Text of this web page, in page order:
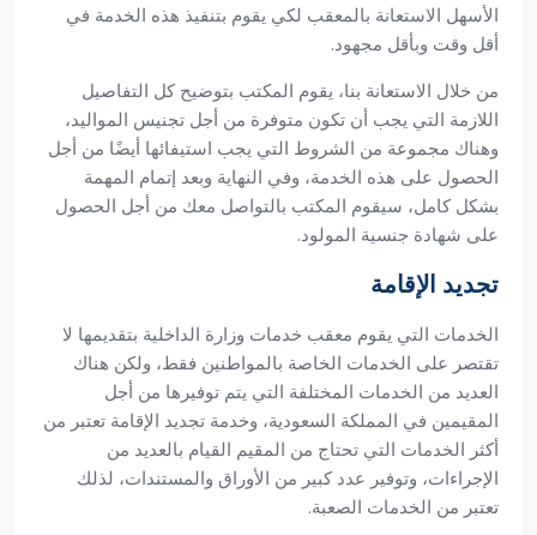
الأسهل الاستعانة بالمعقب لكي يقوم بتنفيذ هذه الخدمة في
أقل وقت وبأقل مجهود.
من خلال الاستعانة بنا، يقوم المكتب بتوضيح كل التفاصيل
اللازمة التي يجب أن تكون متوفرة من أجل تجنيس المواليد،
وهناك مجموعة من الشروط التي يجب استيفائها أيضًا من أجل
الحصول على هذه الخدمة، وفي النهاية وبعد إتمام المهمة
بشكل كامل، سيقوم المكتب بالتواصل معك من أجل الحصول
على شهادة جنسية المولود.
تجديد الإقامة
الخدمات التي يقوم معقب خدمات وزارة الداخلية بتقديمها لا
تقتصر على الخدمات الخاصة بالمواطنين فقط، ولكن هناك
العديد من الخدمات المختلفة التي يتم توفيرها من أجل
المقيمين في المملكة السعودية، وخدمة تجديد الإقامة تعتبر من
أكثر الخدمات التي تحتاج من المقيم القيام بالعديد من
الإجراءات، وتوفير عدد كبير من الأوراق والمستندات، لذلك
تعتبر من الخدمات الصعبة.